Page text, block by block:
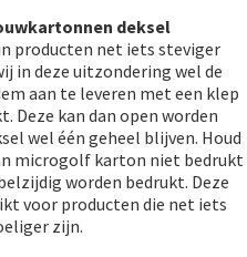
deksel
producten net iets steviger
in deze uitzondering wel de
aan te leveren met een klep
Deze kan dan open worden
wel één geheel blijven. Houd
microgolf karton niet bedrukt
worden bedrukt. Deze
voor producten die net iets
zijn.